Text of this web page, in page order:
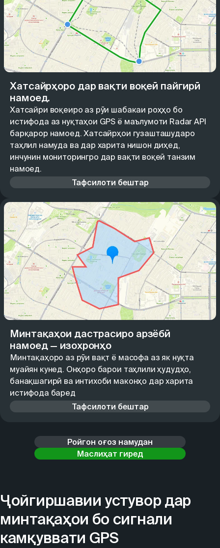
Хатсайрҳоро дар вақти воқеӣ пайгирӣ
намоед.
Хатсайри воқеиро аз рӯи шабакаи роҳҳо бо
истифода аз нуқтаҳои GPS ё маълумоти Radar API
барқарор намоед. Хатсайрҳои гузашташударо
таҳлил намуда ва дар харита нишон диҳед,
инчунин мониторингро дар вақти воқеӣ танзим
намоед.
Тафсилоти бештар
Минтақаҳои дастрасиро арзёбӣ
намоед — изохронҳо
Минтақаҳоро аз рӯи вақт ё масофа аз як нуқта
муайян кунед. Онҳоро барои таҳлили ҳудудҳо,
банақшагирӣ ва интихоби маконҳо дар харита
истифода баред
Тафсилоти бештар
Ройгон оғоз намудан
Маслиҳат гиред
Ҷойгиршавии устувор дар
минтақаҳои бо сигнали
камқуввати GPS